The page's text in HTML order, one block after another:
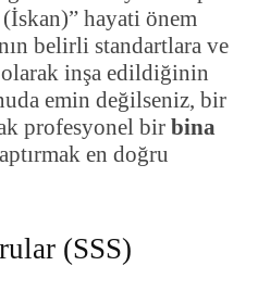
hayati önem
belirli standartlara ve
inşa edildiğinin
emin değilseniz, bir
profesyonel bir bina
en doğru
(SSS)